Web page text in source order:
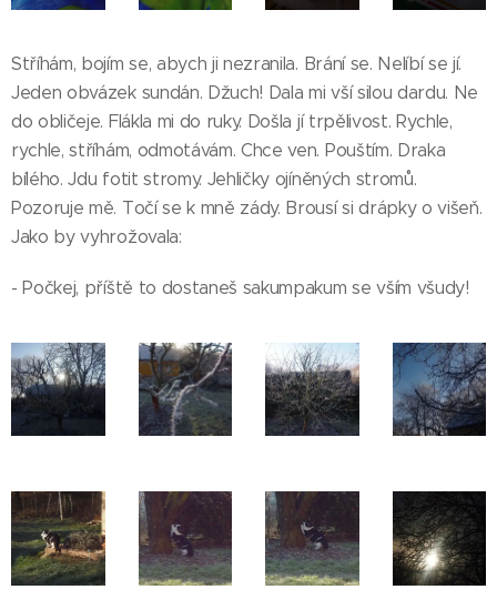
Stříhám, bojím se, abych ji nezranila. Brání se. Nelíbí se jí.
Jeden obvázek sundán. Džuch! Dala mi vší silou dardu. Ne
do obličeje. Flákla mi do ruky. Došla jí trpělivost. Rychle,
rychle, stříhám, odmotávám. Chce ven. Pouštím. Draka
bílého. Jdu fotit stromy. Jehličky ojíněných stromů.
Pozoruje mě. Točí se k mně zády. Brousí si drápky o višeň.
Jako by vyhrožovala:
- Počkej, příště to dostaneš sakumpakum se vším všudy!